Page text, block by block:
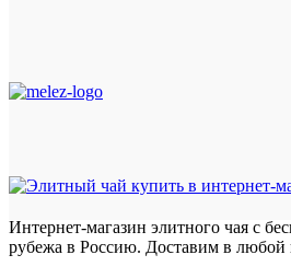
Интернет-магазин элитного чая с
рубежа в Россию. Доставим в любой